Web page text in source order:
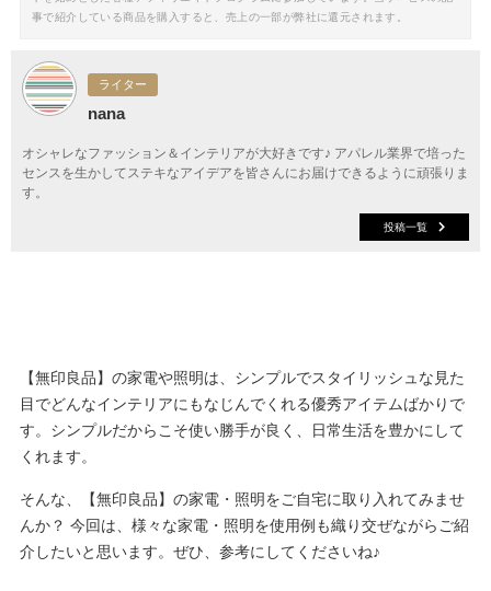
事で紹介している商品を購入すると、売上の一部が弊社に還元されます。
ライター
nana
オシャレなファッション＆インテリアが大好きです♪ アパレル業界で培った
センスを生かしてステキなアイデアを皆さんにお届けできるように頑張りま
す。
投稿一覧
【無印良品】の家電や照明は、シンプルでスタイリッシュな見た
目でどんなインテリアにもなじんでくれる優秀アイテムばかりで
す。シンプルだからこそ使い勝手が良く、日常生活を豊かにして
くれます。
そんな、【無印良品】の家電・照明をご自宅に取り入れてみませ
んか？ 今回は、様々な家電・照明を使用例も織り交ぜながらご紹
介したいと思います。ぜひ、参考にしてくださいね♪